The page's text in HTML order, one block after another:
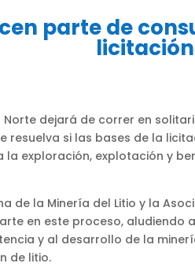
parte de
dejará de correr en
resuelva si las bases de la
exploración, explotación y
de la Minería del Litio y la
en este proceso, aludiendo
y al desarrollo de la
de litio.